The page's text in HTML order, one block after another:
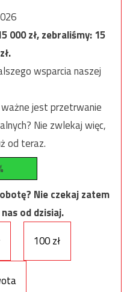
000zł, zebraliśmy:15
zł.
wsparcia naszej
jest przetrwanie
Nie zwlekaj więc,
od teraz.
Nie czekaj zatem
od dzisiaj.
100 zł